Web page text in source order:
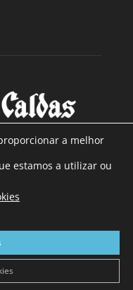
mais de 90 anos de
de 40.000 leitores por
em Portugal
online.
a melhor
estamos a utilizar ou